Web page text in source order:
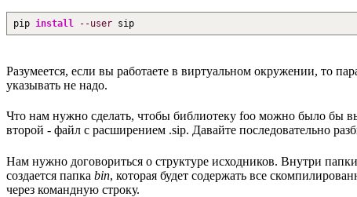
pip install --user sip
Разумеется, если вы работаете в виртуальном окружении, то
указывать не надо.
Что нам нужно сделать, чтобы библиотеку foo можно было бы
второй - файл с расширением .sip. Давайте последовательно
Нам нужно договориться о структуре исходников. Внутри папки
создается папка bin, которая будет содержать все
через командную строку.